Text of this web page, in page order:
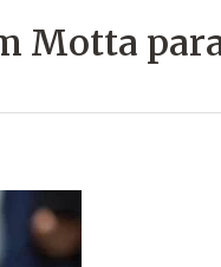
Motta